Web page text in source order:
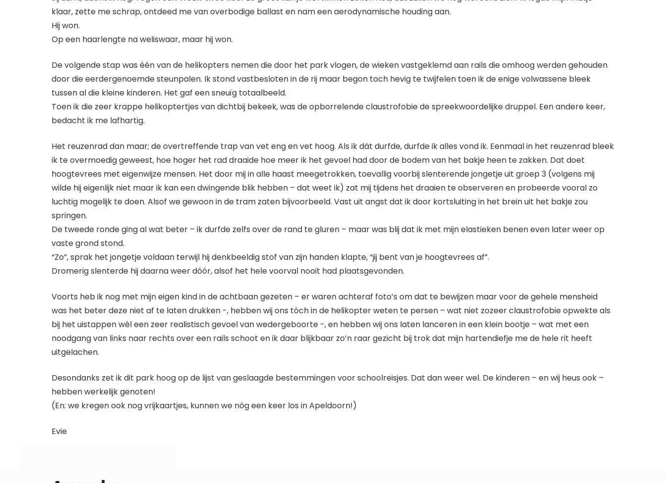
klaar, zette me schrap, ontdeed me van overbodige ballast en nam een aerodynamische houding aan.
Hij won.
Op een haarlengte na weliswaar, maar hij won.
De volgende stap was één van de helikopters nemen die door het park vlogen, de wieken vastgeklemd aan rails die omhoog werden gehouden
door die eerdergenoemde steunpalen. Ik stond vastbesloten in de rij maar begon toch hevig te twijfelen toen ik de enige volwassene bleek
tussen al die kleine kinderen. Het gaf een sneuïg totaalbeeld.
Toen ik die zeer krappe helikoptertjes van dichtbij bekeek, was de opborrelende claustrofobie de spreekwoordelijke druppel. Een andere keer,
bedacht ik me lafhartig.
Het reuzenrad dan maar; de overtreffende trap van vet eng en vet hoog. Als ik dát durfde, durfde ik alles vond ik. Eenmaal in het reuzenrad bleek
ik te overmoedig geweest, hoe hoger het rad draaide hoe meer ik het gevoel had door de bodem van het bakje heen te zakken. Dat doet
hoogtevrees met eigenwijze mensen. Het door mij in alle haast meegetrokken, toevallig voorbij slenterende jongetje uit groep 3 (volgens mij
wilde hij eigenlijk niet maar ik kan een dwingende blik hebben – dat weet ik) zat mij tijdens het draaien te observeren en probeerde vooral zo
luchtig mogelijk te doen. Alsof we gewoon in de tram zaten bijvoorbeeld. Vast uit angst dat ik door kortsluiting in het brein uit het bakje zou
springen.
De tweede ronde ging al wat beter – ik durfde zelfs over de rand te gluren – maar was blij dat ik met mijn elastieken benen even later weer op
vaste grond stond.
“Zo”, sprak het jongetje voldaan terwijl hij denkbeeldig stof van zijn handen klapte, “jij bent van je hoogtevrees af”.
Dromerig slenterde hij daarna weer dóór, alsof het hele voorval nooit had plaatsgevonden.
Voorts heb ik nog met mijn eigen kind in de achtbaan gezeten – er waren achteraf foto’s om dat te bewijzen maar voor de gehele mensheid
was het beter deze niet af te laten drukken -, hebben wij ons tóch in de helikopter weten te persen – wat niet zozeer claustrofobie opwekte als
bij het uistappen wèl een zeer realistisch gevoel van wedergeboorte -, en hebben wij ons laten lanceren in een klein bootje – wat met een
noodgang van links naar rechts over een rails schoot en ik daar blijkbaar zo’n raar gezicht bij trok dat mijn hartendiefje me de hele rit heeft
uitgelachen.
Desondanks zet ik dit park hoog op de lijst van geslaagde bestemmingen voor schoolreisjes. Dat dan weer wel. De kinderen – en wij heus ook –
hebben werkelijk genoten!
(En: we kregen ook nog vrijkaartjes, kunnen we nóg een keer los in Apeldoorn!)
Evie